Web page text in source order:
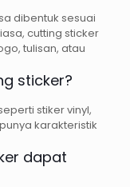
dibentuk sesuai
cutting sticker
tulisan, atau
sticker?
stiker vinyl,
karakteristik
dapat